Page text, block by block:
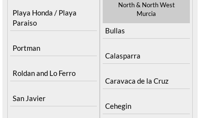
Playa Honda / Playa
Paraiso
Portman
Roldan and Lo Ferro
San Javier
North & North West
Murcia
Bullas
Calasparra
Caravaca de la Cruz
Cehegin